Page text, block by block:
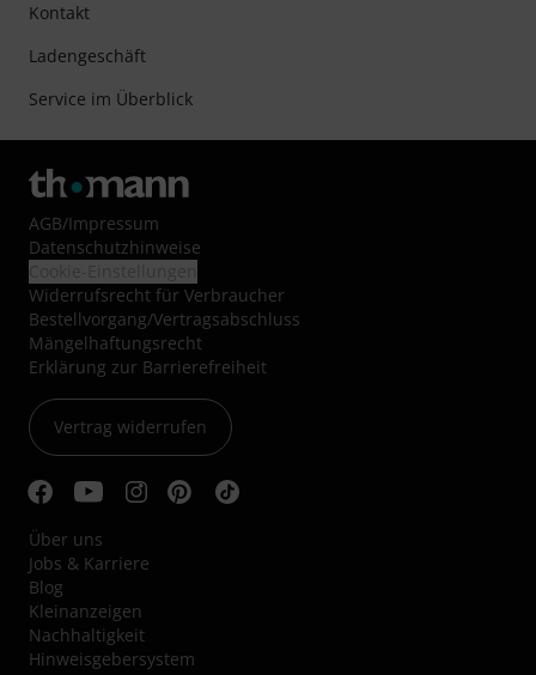
Kontakt
Ladengeschäft
Service im Überblick
AGB/Impressum
Datenschutzhinweise
Widerrufsrecht für Verbraucher
Bestellvorgang/Vertragsabschluss
Mängelhaftungsrecht
Erklärung zur Barrierefreiheit
Vertrag widerrufen
Über uns
Jobs & Karriere
Blog
Kleinanzeigen
Nachhaltigkeit
Hinweisgebersystem